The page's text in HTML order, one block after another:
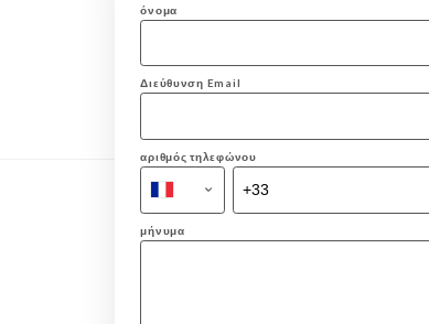
όνομα
Διεύθυνση Email
αριθμός τηλεφώνου
μήνυμα